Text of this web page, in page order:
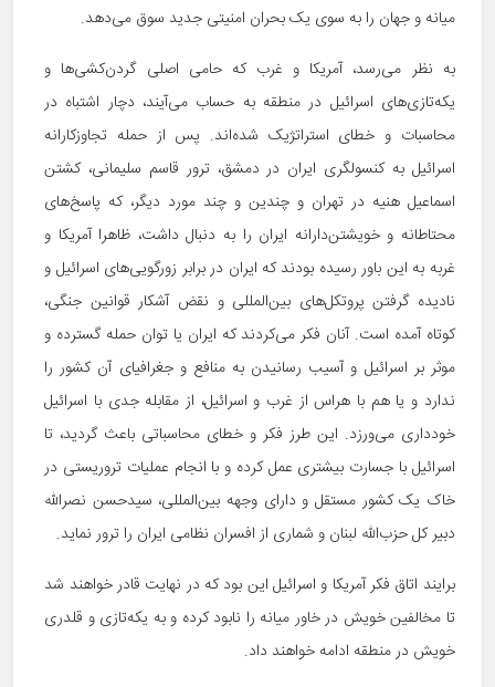
میانه و جهان را به سوی یک بحران امنیتی جدید سوق می‌دهد.
به نظر می‌رسد، آمریکا و غرب که حامی اصلی گردن‌کشی‌ها و
یکه‌تازی‌های اسرائیل در منطقه به حساب می‌آیند، دچار اشتباه در
محاسبات و خطای استراتژیک شده‌اند. پس از حمله تجاوزکارانه
اسرائیل به کنسولگری ایران در دمشق، ترور قاسم سلیمانی، کشتن
اسماعیل هنیه در تهران و چندین و چند مورد دیگر، که پاسخ‌های
محتاطانه و خویشتن‌دارانه ایران را به دنبال داشت، ظاهرا آمریکا و
غربه به این باور رسیده بودند که ایران در برابر زورگویی‌های اسرائیل و
نادیده گرفتن پروتکل‌های بین‌المللی و نقض آشکار قوانین جنگی،
کوتاه آمده است. آنان فکر می‌کردند که ایران یا توان حمله گسترده و
موثر بر اسرائیل و آسیب رسانیدن به منافع و جغرافیای آن کشور را
ندارد و یا هم با هراس از غرب و اسرائیل، از مقابله جدی با اسرائیل
خودداری می‌ورزد. این طرز فکر و خطای محاسباتی باعث گردید، تا
اسرائیل با جسارت بیشتری عمل کرده و با انجام عملیات تروریستی در
خاک یک کشور مستقل و دارای وجهه بین‌المللی، سیدحسن نصرالله
دبیر کل حزب‌الله لبنان و شماری از افسران نظامی ایران را ترور نماید.
برایند اتاق فکر آمریکا و اسرائیل این بود که در نهایت قادر خواهند شد
تا مخالفین خویش در خاور میانه را نابود کرده و به یکه‌تازی و قلدری
خویش در منطقه ادامه خواهند داد.